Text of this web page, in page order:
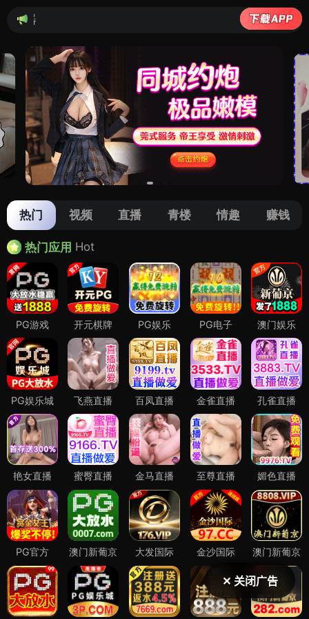
✕ 关闭广告